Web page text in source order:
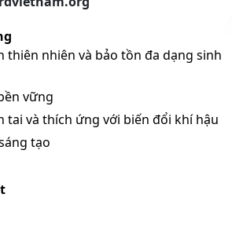
thiên nhiên và bảo tồn đa dạng sinh
vững
tai và thích ứng với biến đổi khí hậu
tạo